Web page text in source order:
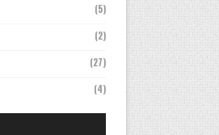
(5)
(2)
(27)
(4)